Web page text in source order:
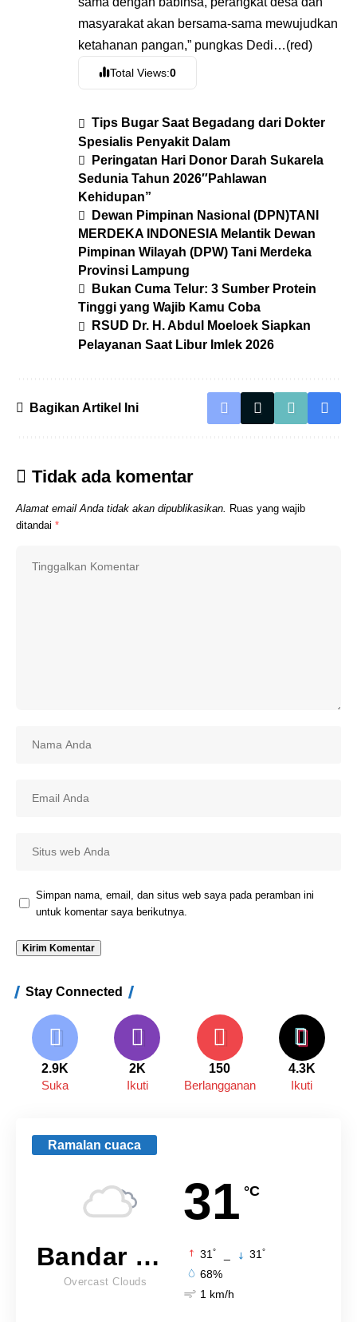
masyarakat akan bersama-sama mewujudkan
ketahanan pangan,” pungkas Dedi…(red)
Total Views:0
Tips Bugar Saat Begadang dari Dokter
Spesialis Penyakit Dalam
Peringatan Hari Donor Darah Sukarela
Sedunia Tahun 2026″Pahlawan
Kehidupan”
Dewan Pimpinan Nasional (DPN)TANI
MERDEKA INDONESIA Melantik Dewan
Pimpinan Wilayah (DPW) Tani Merdeka
Provinsi Lampung
Bukan Cuma Telur: 3 Sumber Protein
Tinggi yang Wajib Kamu Coba
RSUD Dr. H. Abdul Moeloek Siapkan
Pelayanan Saat Libur Imlek 2026
Bagikan Artikel Ini
Tidak ada komentar
Alamat email Anda tidak akan dipublikasikan. Ruas yang wajib
ditandai *
Simpan nama, email, dan situs web saya pada peramban ini
untuk komentar saya berikutnya.
Stay Connected
2.9K
Suka
2K
Ikuti
150
Berlangganan
4.3K
Ikuti
Ramalan cuaca
31 °C
Bandar Lampung
Overcast Clouds
31 ° 31 °
68%
1 km/h